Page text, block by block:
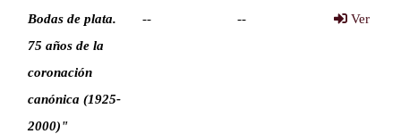
Bodas de plata.
75 años de la
coronación
canónica (1925-
2000)"
-- -- Ver